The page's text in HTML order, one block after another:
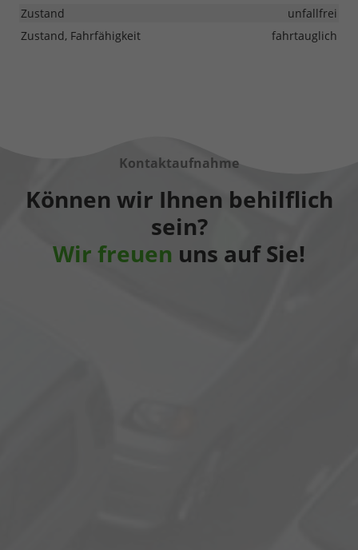
Zustand
unfallfrei
Zustand, Fahrfähigkeit
fahrtauglich
Kontaktaufnahme
Können wir Ihnen behilflich
sein?
Wir freuen uns auf Sie!